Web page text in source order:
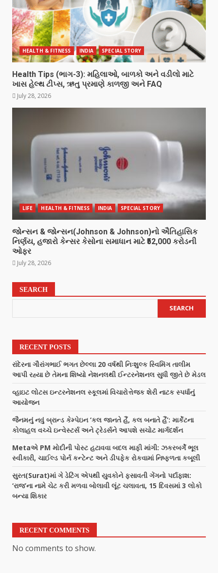
HEALTH & FITNESS INDIA SPECIAL STORY
Health Tips (ભાગ-3): મહિલાઓ, બાળકો અને વડીલો માટે
ખાસ હેલ્થ ટીપ્સ, ઋતુ પ્રમાણે કાળજી અને FAQ
July 28, 2026
LIFE HEALTH & FITNESS INDIA SPECIAL STORY
જોન્સન & જોન્સન(Johnson & Johnson)નો ઐતિહાસિક
નિર્ણય, હજારો કેન્સર કેસોના સમાધાન માટે ₹52,000 કરોડની
ઓફર
July 28, 2026
SEARCH
SEARCH
RECENT POSTS
રાંદેરના ગૌરાંગભાઈ ભગત છેલ્લા 20 વર્ષથી નિઃશુલ્ક સ્વિમિંગ તાલીમ
આપી રહ્યા છે તેમના શિષ્યો નેશનલથી ઈન્ટરનેશનલ સુધી જીતે છે મેડલ
વ્હાઇટ લોટસ ઇન્ટરનેશનલ સ્કૂલમાં વિચારોત્તેજક શેરી નાટક સ્પર્ધાનું
આયોજન
જૈનમનું નવું બ્રાન્ડ કેમ્પેઇન ‘કલ જાનતે હૈં, કલ બનાતે હૈં’: માર્કેટના
કોલાહલ વચ્ચે ઇન્વેસ્ટર્સ અને ટ્રેડર્સને આપશે સચોટ માર્ગદર્શન
Metaએ PM મોદીની પોસ્ટ હટાવવા બદલ માફી માંગી: ઝકરબર્ગે ભૂલ
સ્વીકારી, ચાઈલ્ડ પોર્ન કન્ટેન્ટ અને ડીપફેક રોકવામાં નિષ્ફળતા કબૂલી
સુરત(Surat)માં ગે ડેટિંગ એપથી યુવકોને ફસાવતી ગેંગનો પર્દાફાશ:
‘રાજ’ના નામે ચેટ કરી મળવા બોલાવી લૂંટ ચલાવતા, 15 દિવસમાં 3 લોકો
બન્યા શિકાર
RECENT COMMENTS
No comments to show.